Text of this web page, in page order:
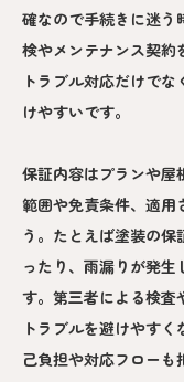
確なので手続きに迷う
検やメンテナンス契約
トラブル対応だけで
けやすいです。
保証内容はプランや屋
範囲や免責条件、適用
う。たとえば塗装の
ったり、雨漏りが発
す。第三者による検査
トラブルを避けやす
己負担や対応フローも